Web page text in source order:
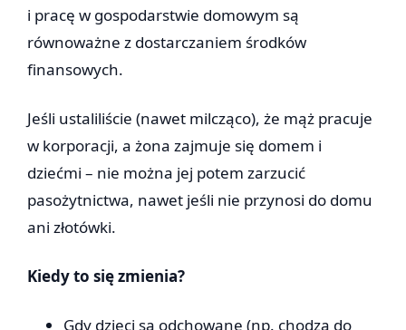
i pracę w gospodarstwie domowym są
równoważne z dostarczaniem środków
finansowych.
Jeśli ustaliliście (nawet milcząco), że mąż pracuje
w korporacji, a żona zajmuje się domem i
dziećmi – nie można jej potem zarzucić
pasożytnictwa, nawet jeśli nie przynosi do domu
ani złotówki.
Kiedy to się zmienia?
Gdy dzieci są odchowane (np. chodzą do